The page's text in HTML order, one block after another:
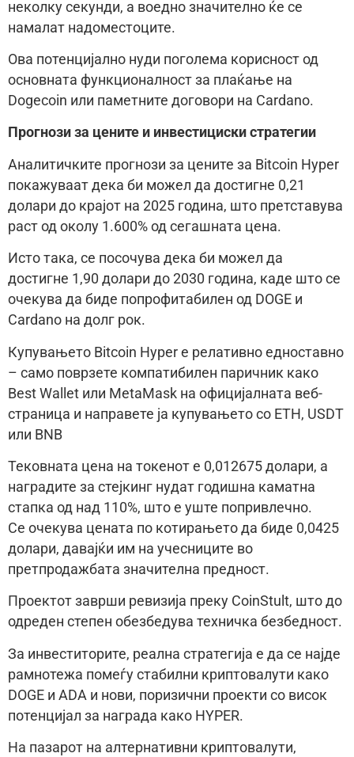
неколку секунди, а воедно значително ќе се
намалат надоместоците.
Ова потенцијално нуди поголема корисност од
основната функционалност за плаќање на
Dogecoin или паметните договори на Cardano.
Прогнози за цените и инвестициски стратегии
Аналитичките прогнози за цените за Bitcoin Hyper
покажуваат дека би можел да достигне 0,21
долари до крајот на 2025 година, што претставува
раст од околу 1.600% од сегашната цена.
Исто така, се посочува дека би можел да
достигне 1,90 долари до 2030 година, каде што се
очекува да биде попрофитабилен од DOGE и
Cardano на долг рок.
Купувањето Bitcoin Hyper е релативно едноставно
– само поврзете компатибилен паричник како
Best Wallet или MetaMask на официјалната веб-
страница и направете ја купувањето со ETH, USDT
или BNB
Тековната цена на токенот е 0,012675 долари, а
наградите за стејкинг нудат годишна каматна
стапка од над 110%, што е уште попривлечно.
Се очекува цената по котирањето да биде 0,0425
долари, давајќи им на учесниците во
претпродажбата значителна предност.
Проектот заврши ревизија преку CoinStult, што до
одреден степен обезбедува техничка безбедност.
За инвеститорите, реална стратегија е да се најде
рамнотежа помеѓу стабилни криптовалути како
DOGE и ADA и нови, поризични проекти со висок
потенцијал за награда како HYPER.
На пазарот на алтернативни криптовалути,